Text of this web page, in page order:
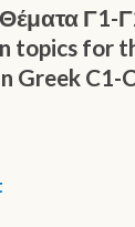
Θέματα Γ1-
topics for
Greek C1-